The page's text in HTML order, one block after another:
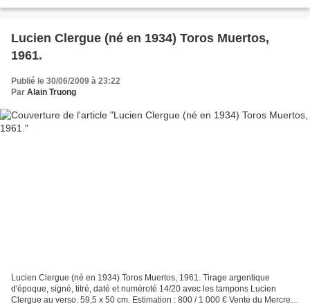
Lucien Clergue (né en 1934) Toros Muertos,
1961.
Publié le 30/06/2009 à 23:22
Par Alain Truong
Lucien Clergue (né en 1934) Toros Muertos, 1961. Tirage argentique
d'époque, signé, titré, daté et numéroté 14/20 avec les tampons Lucien
Clergue au verso. 59,5 x 50 cm. Estimation : 800 / 1 000 € Vente du Mercredi